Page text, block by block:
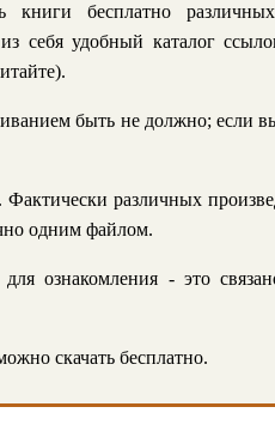
книги бесплатно
себя удобный каталог
быть не должно; если
различных
одним файлом.
ознакомления - это
скачать бесплатно.